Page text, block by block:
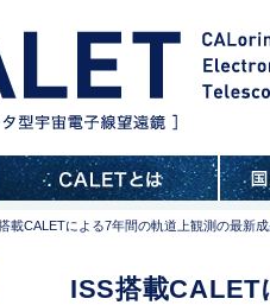
載CALETによる7年間の軌道上観測の最新
ISS搭載CALET